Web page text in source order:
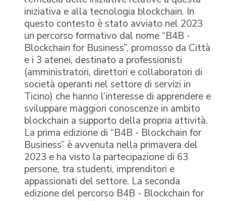
iniziativa e alla tecnologia blockchain. In
questo contesto è stato avviato nel 2023
un percorso formativo dal nome “B4B -
Blockchain for Business”, promosso da Città
e i 3 atenei, destinato a professionisti
(amministratori, direttori e collaboratori di
società operanti nel settore di servizi in
Ticino) che hanno l’interesse di apprendere e
sviluppare maggiori conoscenze in ambito
blockchain a supporto della propria attività.
La prima edizione di “B4B - Blockchain for
Business” è avvenuta nella primavera del
2023 e ha visto la partecipazione di 63
persone, tra studenti, imprenditori e
appassionati del settore. La seconda
edizione del percorso B4B - Blockchain for